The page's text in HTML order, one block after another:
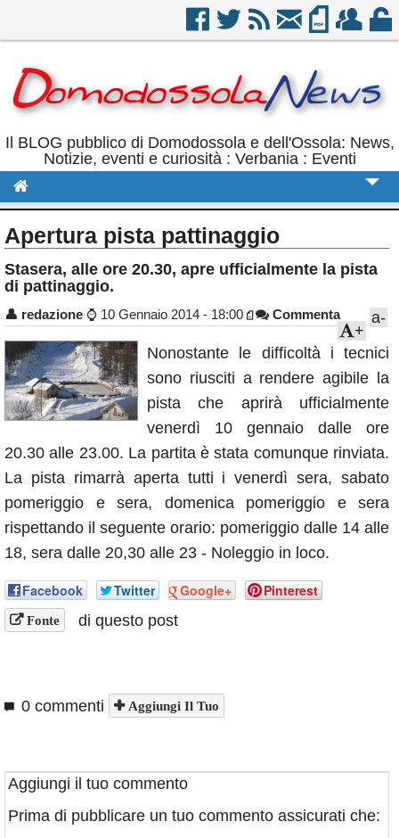
Il BLOG pubblico di Domodossola e dell'Ossola: News,
Notizie, eventi e curiosità : Verbania : Eventi
Politica
Sport
Eventi
Rubriche
Calendario
Annunci
Apertura pista pattinaggio
Stasera, alle ore 20.30, apre ufficialmente la pista
di pattinaggio.
👤 redazione ⌚ 10 Gennaio 2014 - 18:00 Commenta a-
+
Nonostante le difficoltà i tecnici
sono riusciti a rendere agibile la
pista che aprirà ufficialmente
venerdì 10 gennaio dalle ore
20.30 alle 23.00. La partita è stata comunque rinviata.
La pista rimarrà aperta tutti i venerdì sera, sabato
pomeriggio e sera, domenica pomeriggio e sera
rispettando il seguente orario: pomeriggio dalle 14 alle
18, sera dalle 20,30 alle 23 - Noleggio in loco.
Facebook Twitter Google+ Pinterest
Fonte di questo post
0 commenti Aggiungi Il Tuo
Aggiungi il tuo commento
Prima di pubblicare un tuo commento assicurati che: